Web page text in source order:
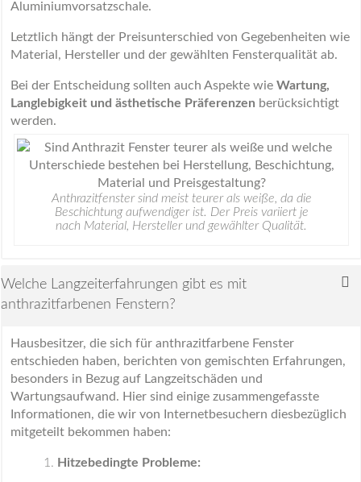
Aluminiumvorsatzschale.
Letztlich hängt der Preisunterschied von Gegebenheiten wie
Material, Hersteller und der gewählten Fensterqualität ab.
Bei der Entscheidung sollten auch Aspekte wie Wartung,
Langlebigkeit und ästhetische Präferenzen berücksichtigt
werden.
Anthrazitfenster sind meist teurer als weiße, da die
Beschichtung aufwendiger ist. Der Preis variiert je
nach Material, Hersteller und gewählter Qualität.
Welche Langzeiterfahrungen gibt es mit
anthrazitfarbenen Fenstern?
Hausbesitzer, die sich für anthrazitfarbene Fenster
entschieden haben, berichten von gemischten Erfahrungen,
besonders in Bezug auf Langzeitschäden und
Wartungsaufwand. Hier sind einige zusammengefasste
Informationen, die wir von Internetbesuchern diesbezüglich
mitgeteilt bekommen haben:
Hitzebedingte Probleme: